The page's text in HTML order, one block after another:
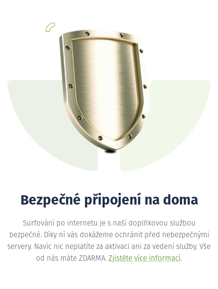
Bezpečné připojení na doma
Surfování po internetu je s naší doplňkovou službou
bezpečné. Díky ní vás dokážeme ochránit před nebezpečnými
servery. Navíc nic neplatíte za aktivaci ani za vedení služby. Vše
od nás máte ZDARMA. Zjistěte více informací.